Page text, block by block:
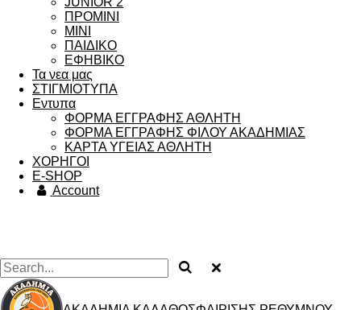
ΠΡΟΜΙΝΙ
MINI
ΠΑΙΔΙΚΟ
ΕΦΗΒΙΚΟ
Τα νεα μας
ΣΤΙΓΜΙΟΤΥΠΑ
Εντυπα
ΦΟΡΜΑ ΕΓΓΡΑΦΗΣ ΑΘΛΗΤΗ
ΦΟΡΜΑ ΕΓΓΡΑΦΗΣ ΦΙΛΟΥ ΑΚΑΔΗΜΙΑΣ
ΚΑΡΤΑ ΥΓΕΙΑΣ ΑΘΛΗΤΗ
ΧΟΡΗΓΟΙ
Ε-SHOP
Account